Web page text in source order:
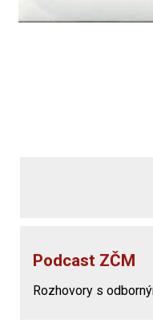
Podcast ZČM
Rozhovory s